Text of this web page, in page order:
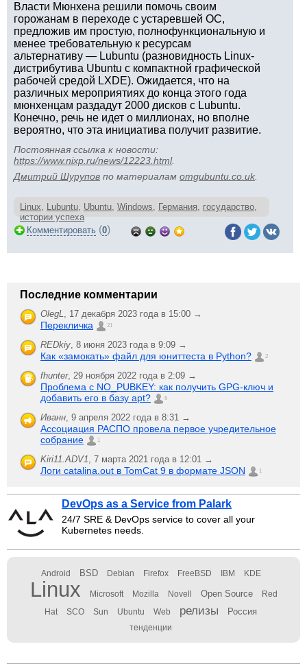
Власти Мюнхена решили помочь своим
горожанам в переходе с устаревшей ОС,
предложив им простую, полнофункциональную и
менее требовательную к ресурсам
альтернативу — Lubuntu (разновидность Linux-
дистрибутива Ubuntu с компактной графической
рабочей средой LXDE). Ожидается, что на
различных мероприятиях до конца этого года
мюнхенцам раздадут 2000 дисков с Lubuntu.
Конечно, речь не идет о миллионах, но вполне
вероятно, что эта инициатива получит развитие.
Постоянная ссылка к новости:
https://www.nixp.ru/news/12223.html.
Дмитрий Шурупов по материалам omgubuntu.co.uk
Linux, Lubuntu, Ubuntu, Windows, Германия, государство,
истории успеха
Комментировать (0)
Последние комментарии
OlegL, 17 декабря 2023 года в 15:00 →
Перекличка 21
REDkiy, 8 июня 2023 года в 9:09 →
Как «замокать» файл для юниттеста в Python? 2
fhunter, 29 ноября 2022 года в 2:09 →
Проблема с NO_PUBKEY: как получить GPG-ключ и
добавить его в базу apt?
6
Иванн, 9 апреля 2022 года в 8:31 →
Ассоциация РАСПО провела первое учредительное
собрание
1
Kiri11.ADV1, 7 марта 2021 года в 12:01 →
Логи catalina.out в TomCat 9 в формате JSON 1
DevOps as a Service from Palark
24/7 SRE & DevOps service to cover all your
Kubernetes needs.
Android BSD Debian Firefox FreeBSD IBM KDE
Linux Microsoft Mozilla Novell Open Source Red
Hat SCO Sun Ubuntu Web релизы Россия
тенденции